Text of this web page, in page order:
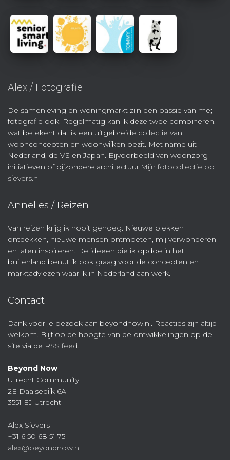
Alex / Fotografie
De samenleving en woningmarkt zijn een passie van me;
fotografie ook. Regelmatig kan ik deze twee combineren,
wat betekent dat ik een uitgebreide collectie van
woonconcepten en woonwijken bezit. Met name uit
Nederland, de VS en Japan. Bijvoorbeeld van woonzorg
initiatieven of bijzondere architectuur.Mijn fotocollectie op
sievers.nl
Annelies / Reizen
Van reizen krijg ik nooit genoeg. Nieuwe plekken
ontdekken, nieuwe mensen ontmoeten, mij verwonderen
en laten inspireren. De ideeën die ik opdoe in het
buitenland benut ik ook graag voor de concepten en
marktadviezen waar ik in Nederland aan werk.
Contact
Dank voor je bezoek aan beyondnow.nl. Reacties zijn altijd
welkom. Blijf op de hoogte van de ontwikkelingen op de
site via de RSS feed.
Beyond Now
Utrecht Community
2E Daalsedijk 6A
3551 EJ Utrecht
Alex Sievers
+31 6 50 68 51 75
alex@beyondnow.nl